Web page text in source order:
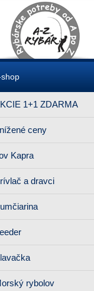
shop
1+1 ZDARMA
ceny
Kapra
a dravci
rybolov